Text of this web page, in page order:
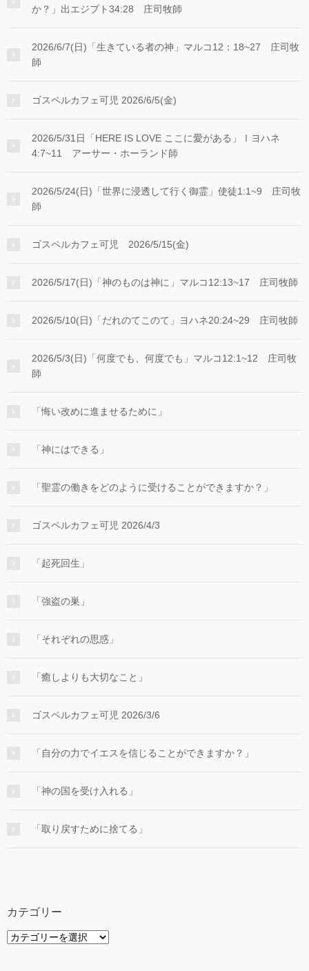
か？」出エジプト34:28 庄司牧師
2026/6/7(日)「生きている者の神」マルコ12：18~27 庄司牧
師
ゴスペルカフェ可児 2026/6/5(金)
2026/5/31日「HERE IS LOVE ここに愛がある」Ⅰヨハネ
4:7~11 アーサー・ホーランド師
2026/5/24(日)「世界に浸透して行く御霊」使徒1:1~9 庄司牧
師
ゴスペルカフェ可児 2026/5/15(金)
2026/5/17(日)「神のものは神に」マルコ12:13~17 庄司牧師
2026/5/10(日)「だれのてこのて」ヨハネ20:24~29 庄司牧師
2026/5/3(日)「何度でも、何度でも」マルコ12:1~12 庄司牧
師
「悔い改めに進ませるために」
「神にはできる」
「聖霊の働きをどのように受けることができますか？」
ゴスペルカフェ可児 2026/4/3
「起死回生」
「強盗の巣」
「それぞれの思惑」
「癒しよりも大切なこと」
ゴスペルカフェ可児 2026/3/6
「自分の力でイエスを信じることができますか？」
「神の国を受け入れる」
「取り戻すために捨てる」
カテゴリー
カ